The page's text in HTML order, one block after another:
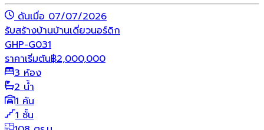
ดันเมื่อ 07/07/2026
รับสร้างบ้านบ้านเดี่ยวนอร์ดิก
GHP-G031
ราคาเริ่มต้น฿2,000,000
3 ห้อง
2 น้ำ
1 คัน
1 ชั้น